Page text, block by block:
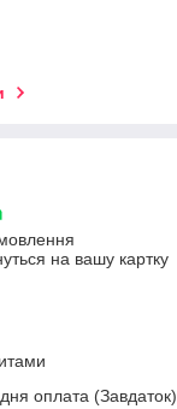
на вашу картку
оплата (Завдаток)